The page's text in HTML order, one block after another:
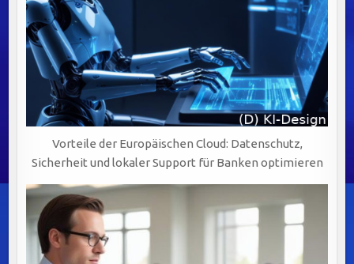
Vorteile der Europäischen Cloud: Datenschutz,
Sicherheit und lokaler Support für Banken optimieren